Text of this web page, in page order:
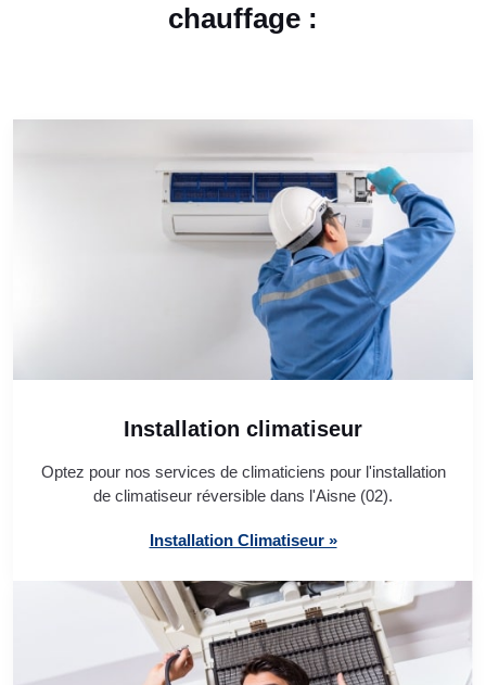
chauffage :
Installation climatiseur
Optez pour nos services de climaticiens pour l'installation
de climatiseur réversible dans l'Aisne (02).
Installation Climatiseur »